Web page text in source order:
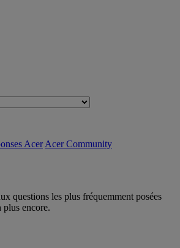
Acer Acer Community
questions les plus fréquemment posées
encore.